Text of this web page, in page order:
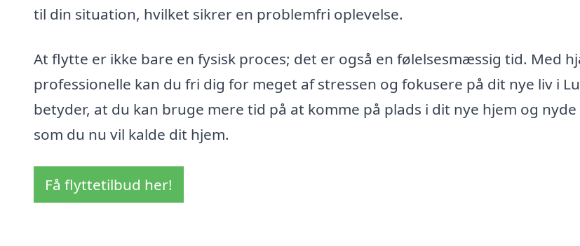
til din situation, hvilket sikrer en problemfri oplevelse.
At flytte er ikke bare en fysisk proces; det er også en følelsesmæssig tid. Med
professionelle kan du fri dig for meget af stressen og fokusere på dit nye liv i
betyder, at du kan bruge mere tid på at komme på plads i dit nye hjem og
som du nu vil kalde dit hjem.
Få flyttetilbud her!